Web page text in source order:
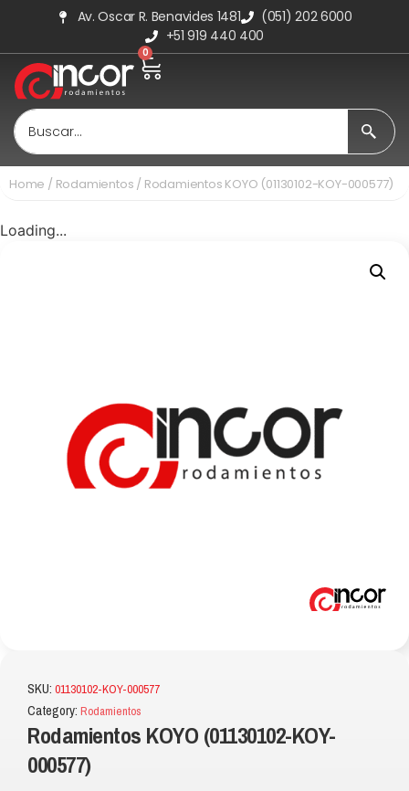
Av. Oscar R. Benavides 1481
(051) 202 6000
+51 919 440 400
0
Home / Rodamientos / Rodamientos KOYO (01130102-KOY-000577)
Loading...
SKU: 01130102-KOY-000577
Category: Rodamientos
Rodamientos KOYO (01130102-KOY-
000577)